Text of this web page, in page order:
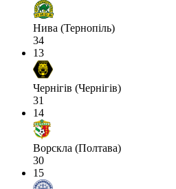
Нива (Тернопіль)
34
13
Чернігів (Чернігів)
31
14
Ворскла (Полтава)
30
15